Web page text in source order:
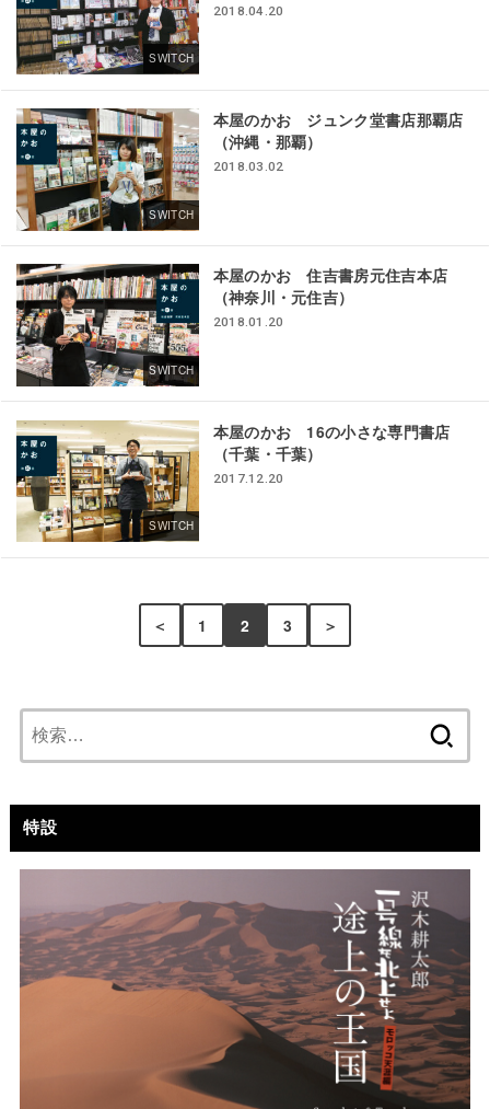
SWITCH
2018.04.20
SWITCH
本屋のかお ジュンク堂書店那覇店
（沖縄・那覇）
2018.03.02
SWITCH
本屋のかお 住吉書房元住吉本店
（神奈川・元住吉）
2018.01.20
SWITCH
本屋のかお 16の小さな専門書店
（千葉・千葉）
2017.12.20
＜ 1 2 3 ＞
特設